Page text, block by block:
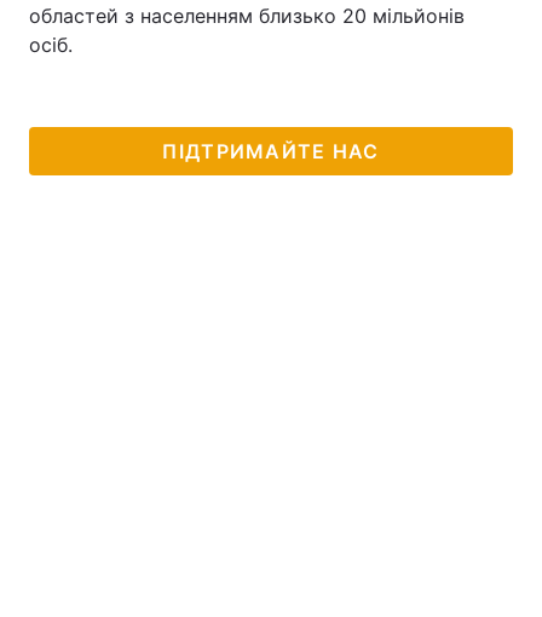
областей з населенням близько 20 мільйонів
осіб.
ПІДТРИМАЙТЕ НАС